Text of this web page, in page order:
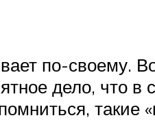
по-своему.
дело, что в
такие